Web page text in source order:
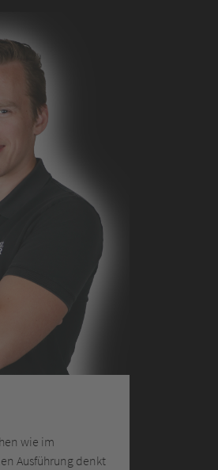
wie im
Ausführung denkt